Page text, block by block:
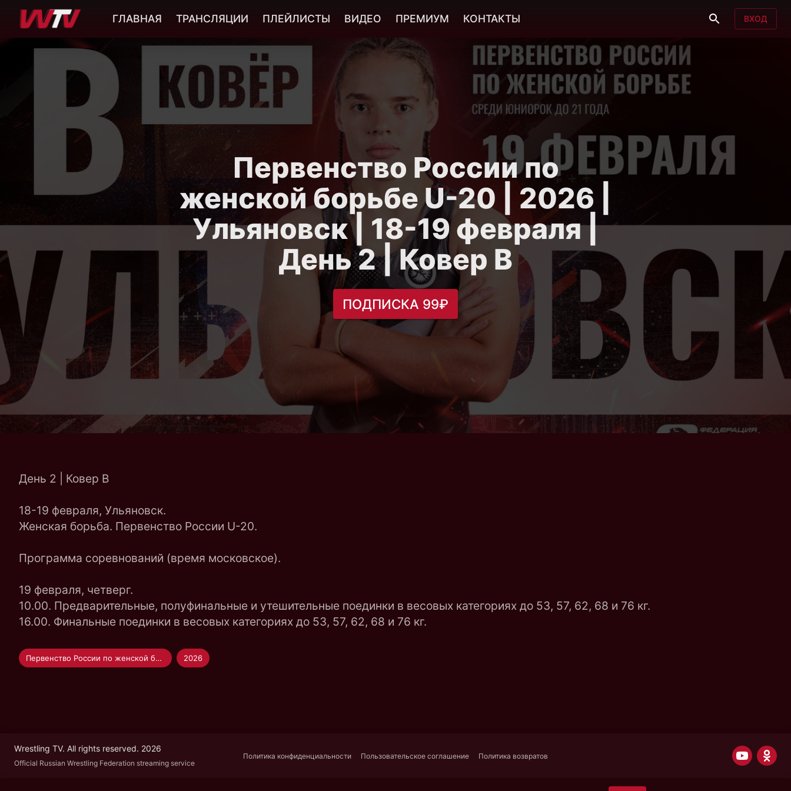
Первенство России по
женской борьбе U-20 | 2026 |
Ульяновск | 18-19 февраля |
День 2 | Ковер B
ПОДПИСКА 99₽
День 2 | Ковер B
18-19 февраля, Ульяновск.
Женская борьба. Первенство России U-20.
Программа соревнований (время московское).
19 февраля, четверг.
10.00. Предварительные, полуфинальные и утешительные поединки в весовых категориях до 53, 57, 62, 68 и 76 кг.
16.00. Финальные поединки в весовых категориях до 53, 57, 62, 68 и 76 кг.
Первенство России по женской борьбе U-20 2026
Wrestling TV. All rights reserved. 2026
Official Russian Wrestling Federation streaming service
Политика конфиденциальности Пользовательское соглашение Политика возвратов
ГЛАВНАЯ ТРАНСЛЯЦИИ ПЛЕЙЛИСТЫ ВИДЕО ПРЕМИУМ КОНТАКТЫ ВХОД